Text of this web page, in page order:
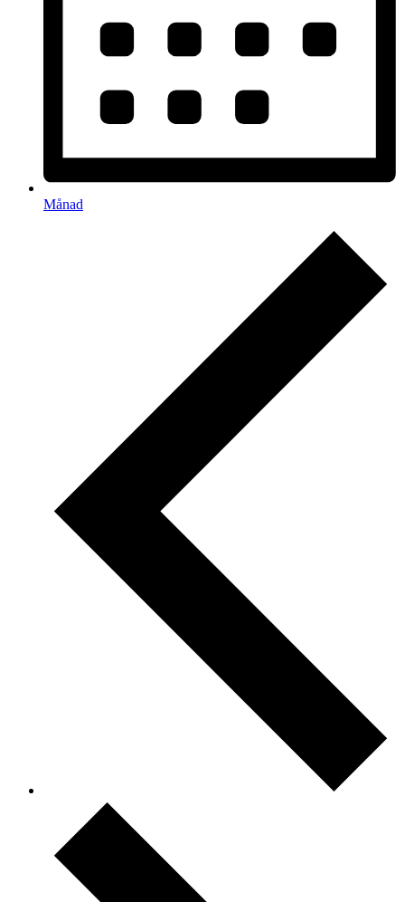
Månad